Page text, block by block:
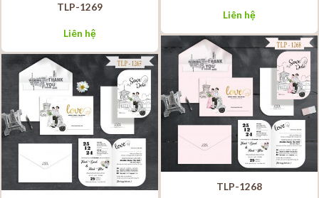
Liên hệ
TLP-1269
Liên hệ
TLP-1268